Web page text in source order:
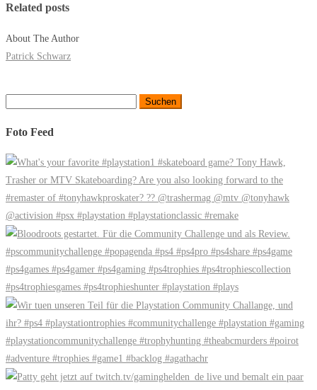
Related posts
About The Author
Patrick Schwarz
Foto Feed